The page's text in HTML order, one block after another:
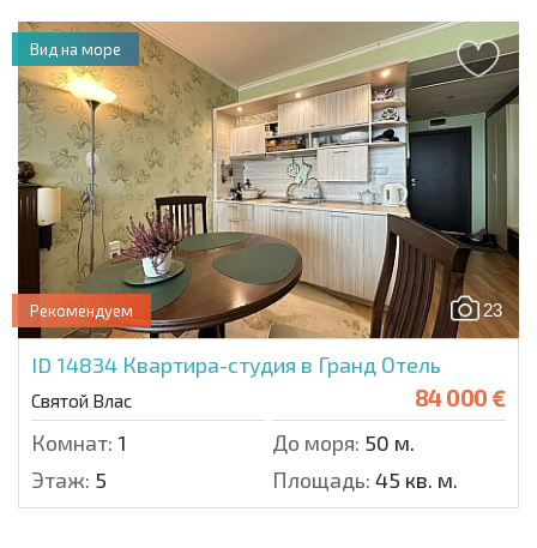
23
Рекомендуем
ID 14834 Квартира-студия в Гранд Отель
Святой Влас 84 000 €
Комнат: 1 До моря: 50 м.
Этаж: 5 Площадь: 45 кв. м.
Вид на море